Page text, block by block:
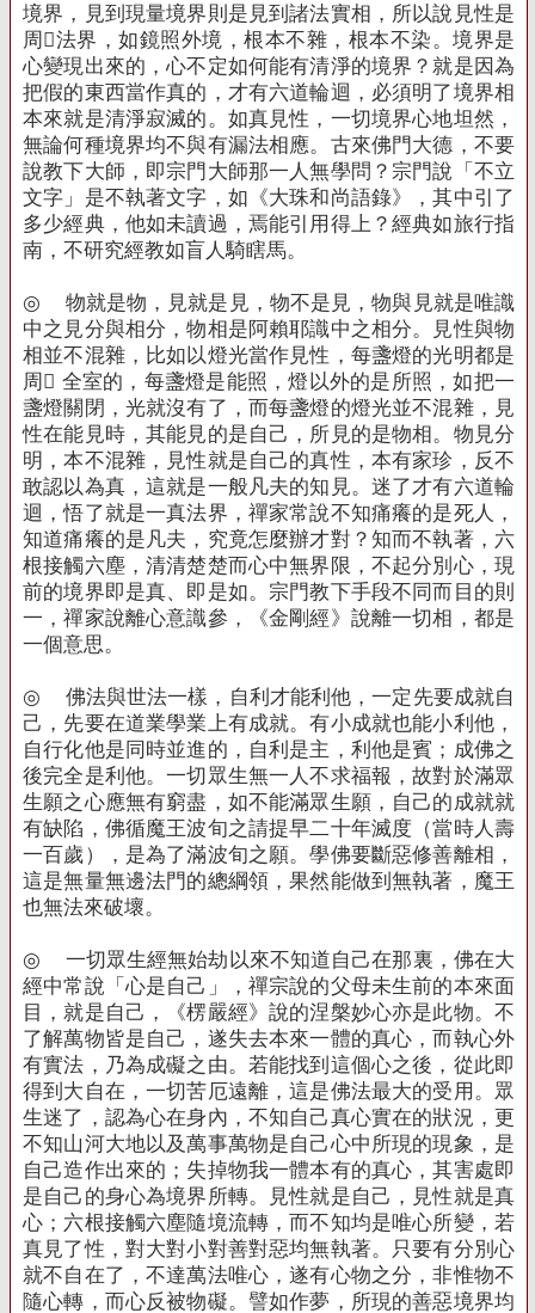
境界，見到現量境界則是見到諸法實相，所以說見性是
周法界，如鏡照外境，根本不雜，根本不染。境界是
心變現出來的，心不定如何能有清淨的境界？就是因為
把假的東西當作真的，才有六道輪迴，必須明了境界相
本來就是清淨寂滅的。如真見性，一切境界心地坦然，
無論何種境界均不與有漏法相應。古來佛門大德，不要
說教下大師，即宗門大師那一人無學問？宗門說「不立
文字」是不執著文字，如《大珠和尚語錄》，其中引了
多少經典，他如未讀過，焉能引用得上？經典如旅行指
南，不研究經教如盲人騎瞎馬。
◎
物就是物，見就是見，物不是見，物與見就是唯識
中之見分與相分，物相是阿賴耶識中之相分。見性與物
相並不混雜，比如以燈光當作見性，每盞燈的光明都是
周 全室的，每盞燈是能照，燈以外的是所照，如把一
盞燈關閉，光就沒有了，而每盞燈的燈光並不混雜，見
性在能見時，其能見的是自己，所見的是物相。物見分
明，本不混雜，見性就是自己的真性，本有家珍，反不
敢認以為真，這就是一般凡夫的知見。迷了才有六道輪
迴，悟了就是一真法界，禪家常說不知痛癢的是死人，
知道痛癢的是凡夫，究竟怎麼辦才對？知而不執著，六
根接觸六塵，清清楚楚而心中無界限，不起分別心，現
前的境界即是真、即是如。宗門教下手段不同而目的則
一，禪家說離心意識參，《金剛經》說離一切相，都是
一個意思。
◎
佛法與世法一樣，自利才能利他，一定先要成就自
己，先要在道業學業上有成就。有小成就也能小利他，
自行化他是同時並進的，自利是主，利他是賓；成佛之
後完全是利他。一切眾生無一人不求福報，故對於滿眾
生願之心應無有窮盡，如不能滿眾生願，自己的成就就
有缺陷，佛循魔王波旬之請提早二十年滅度（當時人壽
一百歲），是為了滿波旬之願。學佛要斷惡修善離相，
這是無量無邊法門的總綱領，果然能做到無執著，魔王
也無法來破壞。
◎
一切眾生經無始劫以來不知道自己在那裏，佛在大
經中常說「心是自己」，禪宗說的父母未生前的本來面
目，就是自己，《楞嚴經》說的涅槃妙心亦是此物。不
了解萬物皆是自己，遂失去本來一體的真心，而執心外
有實法，乃為成礙之由。若能找到這個心之後，從此即
得到大自在，一切苦厄遠離，這是佛法最大的受用。眾
生迷了，認為心在身內，不知自己真心實在的狀況，更
不知山河大地以及萬事萬物是自己心中所現的現象，是
自己造作出來的；失掉物我一體本有的真心，其害處即
是自己的身心為境界所轉。見性就是自己，見性就是真
心；六根接觸六塵隨境流轉，而不知均是唯心所變，若
真見了性，對大對小對善對惡均無執著。只要有分別心
就不自在了，不達萬法唯心，遂有心物之分，非惟物不
隨心轉，而心反被物礙。譬如作夢，所現的善惡境界均